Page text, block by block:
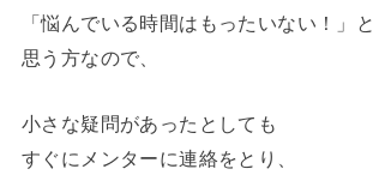
「悩んでいる時間はもったいない！」と
思う方なので、
小さな疑問があったとしても
すぐにメンターに連絡をとり、